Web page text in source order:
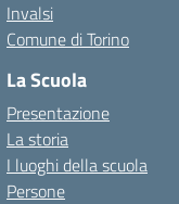
Invalsi
Comune di Torino
La Scuola
Presentazione
La storia
I luoghi della scuola
Persone